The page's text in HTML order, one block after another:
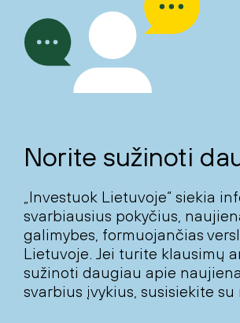
Norite sužinoti
„Investuok Lietuvoje“ siekia
svarbiausius pokyčius,
galimybes, formuojančias
Lietuvoje. Jei turite klausimų
sužinoti daugiau apie
svarbius įvykius, susisiekite su